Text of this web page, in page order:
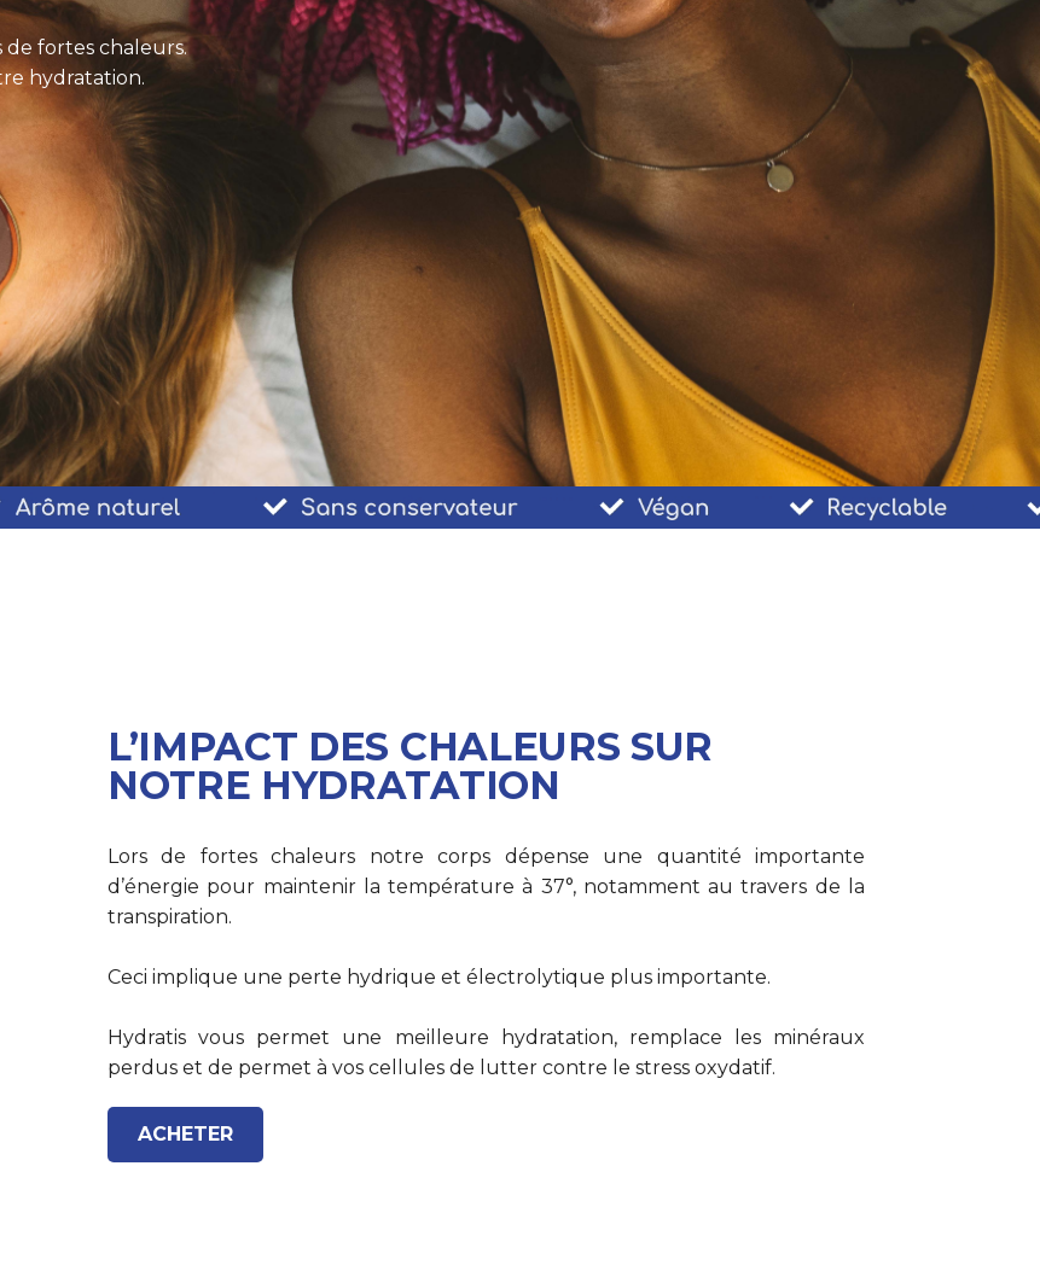
de fortes chaleurs.
hydratation.
L’IMPACT DES CHALEURS SUR
NOTRE HYDRATATION
Lors de fortes chaleurs notre corps dépense une quantité importante
d’énergie pour maintenir la température à 37°, notamment au travers de la
transpiration.
Ceci implique une perte hydrique et électrolytique plus importante.
Hydratis vous permet une meilleure hydratation, remplace les minéraux
perdus et de permet à vos cellules de lutter contre le stress oxydatif.
ACHETER